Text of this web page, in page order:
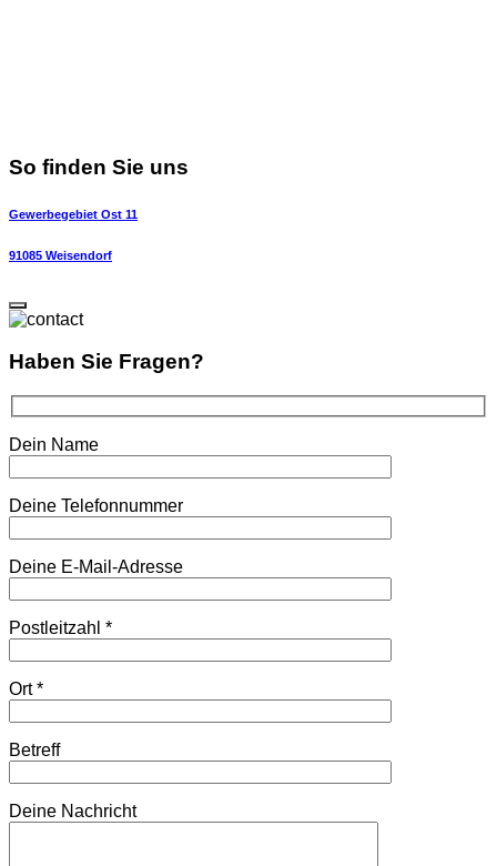
So finden Sie uns
Gewerbegebiet Ost 11
91085 Weisendorf
Haben Sie Fragen?
Dein Name
Deine Telefonnummer
Deine E-Mail-Adresse
Postleitzahl *
Ort *
Betreff
Deine Nachricht